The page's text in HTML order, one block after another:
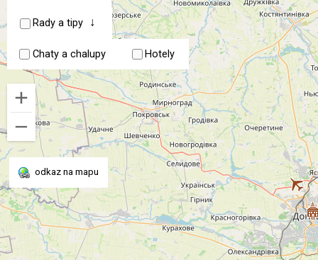
Rady a tipy ↓
Chaty a chalupy Hotely
odkaz na mapu